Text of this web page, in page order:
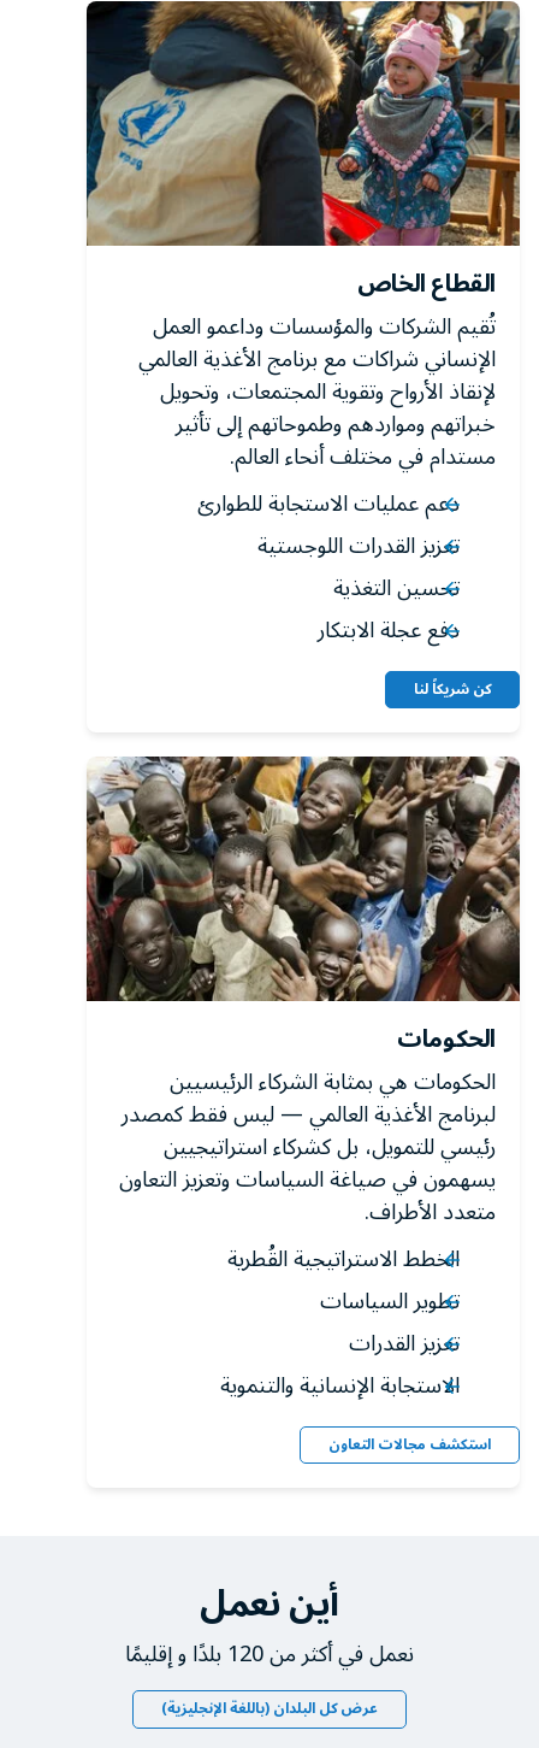
القطاع الخاص
تُقيم الشركات والمؤسسات وداعمو العمل
الإنساني شراكات مع برنامج الأغذية العالمي
لإنقاذ الأرواح وتقوية المجتمعات، وتحويل
خبراتهم ومواردهم وطموحاتهم إلى تأثير
مستدام في مختلف أنحاء العالم.
دعم عمليات الاستجابة للطوارئ
تعزيز القدرات اللوجستية
تحسين التغذية
دفع عجلة الابتكار
كن شريكاً لنا
الحكومات
الحكومات هي بمثابة الشركاء الرئيسيين
لبرنامج الأغذية العالمي — ليس فقط كمصدر
رئيسي للتمويل، بل كشركاء استراتيجيين
يسهمون في صياغة السياسات وتعزيز التعاون
متعدد الأطراف.
الخطط الاستراتيجية القُطرية
تطوير السياسات
تعزيز القدرات
الاستجابة الإنسانية والتنموية
استكشف مجالات التعاون
أين نعمل
نعمل في أكثر من 120 بلدًا و إقليمًا
عرض كل البلدان (باللغة الإنجليزية)